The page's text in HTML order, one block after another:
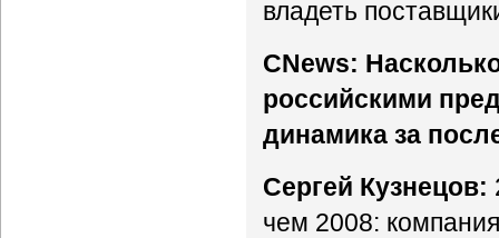
владеть
CNews:
российскими
динамика за
Сергей Кузнецов:
чем 2008: